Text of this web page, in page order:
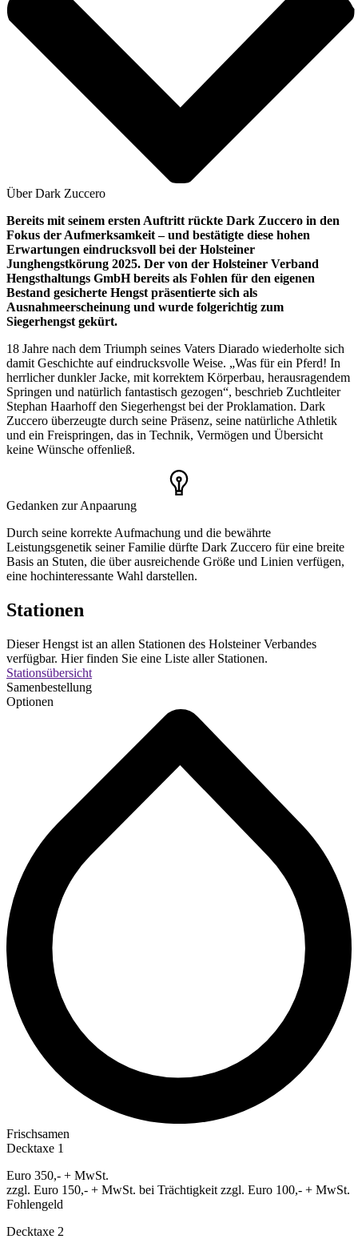
Über Dark Zuccero
Bereits mit seinem ersten Auftritt rückte Dark Zuccero in den
Fokus der Aufmerksamkeit – und bestätigte diese hohen
Erwartungen eindrucksvoll bei der Holsteiner
Junghengstkörung 2025. Der von der Holsteiner Verband
Hengsthaltungs GmbH bereits als Fohlen für den eigenen
Bestand gesicherte Hengst präsentierte sich als
Ausnahmeerscheinung und wurde folgerichtig zum
Siegerhengst gekürt.
18 Jahre nach dem Triumph seines Vaters Diarado wiederholte sich
damit Geschichte auf eindrucksvolle Weise. „Was für ein Pferd! In
herrlicher dunkler Jacke, mit korrektem Körperbau, herausragendem
Springen und natürlich fantastisch gezogen“, beschrieb Zuchtleiter
Stephan Haarhoff den Siegerhengst bei der Proklamation. Dark
Zuccero überzeugte durch seine Präsenz, seine natürliche Athletik
und ein Freispringen, das in Technik, Vermögen und Übersicht
keine Wünsche offenließ.
Gedanken zur Anpaarung
Durch seine korrekte Aufmachung und die bewährte
Leistungsgenetik seiner Familie dürfte Dark Zuccero für eine breite
Basis an Stuten, die über ausreichende Größe und Linien verfügen,
eine hochinteressante Wahl darstellen.
Stationen
Dieser Hengst ist an allen Stationen des Holsteiner Verbandes
verfügbar. Hier finden Sie eine Liste aller Stationen.
Stationsübersicht
Samenbestellung
Optionen
Frischsamen
Decktaxe 1
Euro 350,- + MwSt.
zzgl. Euro 150,- + MwSt. bei Trächtigkeit zzgl. Euro 100,- + MwSt.
Fohlengeld
Decktaxe 2